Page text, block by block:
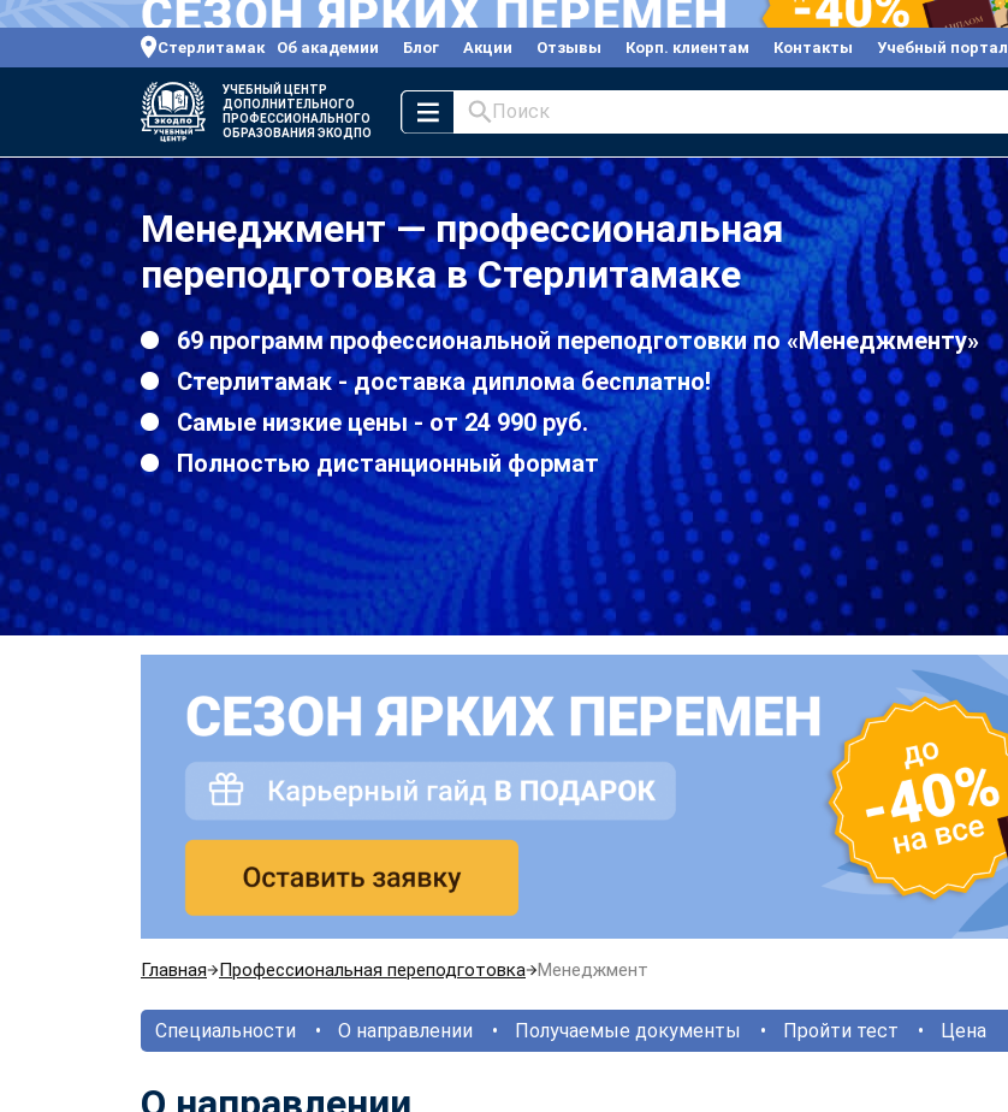
Стерлитамак Об академии Блог Акции Отзывы Корп. клиентам Контакты Учебный портал
УЧЕБНЫЙ ЦЕНТР
ДОПОЛНИТЕЛЬНОГО
ПРОФЕССИОНАЛЬНОГО
ОБРАЗОВАНИЯ ЭКОДПО
Поиск
Менеджмент — профессиональная
переподготовка в Стерлитамаке
69 программ профессиональной переподготовки по «Менеджменту»
Стерлитамак - доставка диплома бесплатно!
Самые низкие цены - от 24 990 руб.
Полностью дистанционный формат
Главная Профессиональная переподготовка Менеджмент
Специальности О направлении Получаемые документы Пройти тест Цена